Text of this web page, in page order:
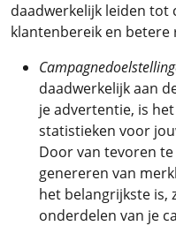
daadwerkelijk leiden tot
klantenbereik en betere
daadwerkelijk aan
je advertentie, is
statistieken voor
Door van tevoren
genereren van
het belangrijkste is,
onderdelen van je